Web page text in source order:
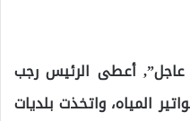
أعطى الرئيس رجب
المياه، واتخذت بلديات